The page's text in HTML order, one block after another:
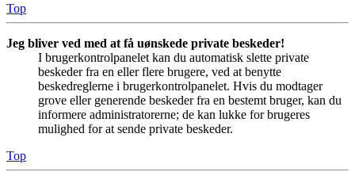
Top
Jeg bliver ved med at få uønskede private beskeder!
I brugerkontrolpanelet kan du automatisk slette private
beskeder fra en eller flere brugere, ved at benytte
beskedreglerne i brugerkontrolpanelet. Hvis du modtager
grove eller generende beskeder fra en bestemt bruger, kan du
informere administratorerne; de kan lukke for brugeres
mulighed for at sende private beskeder.
Top